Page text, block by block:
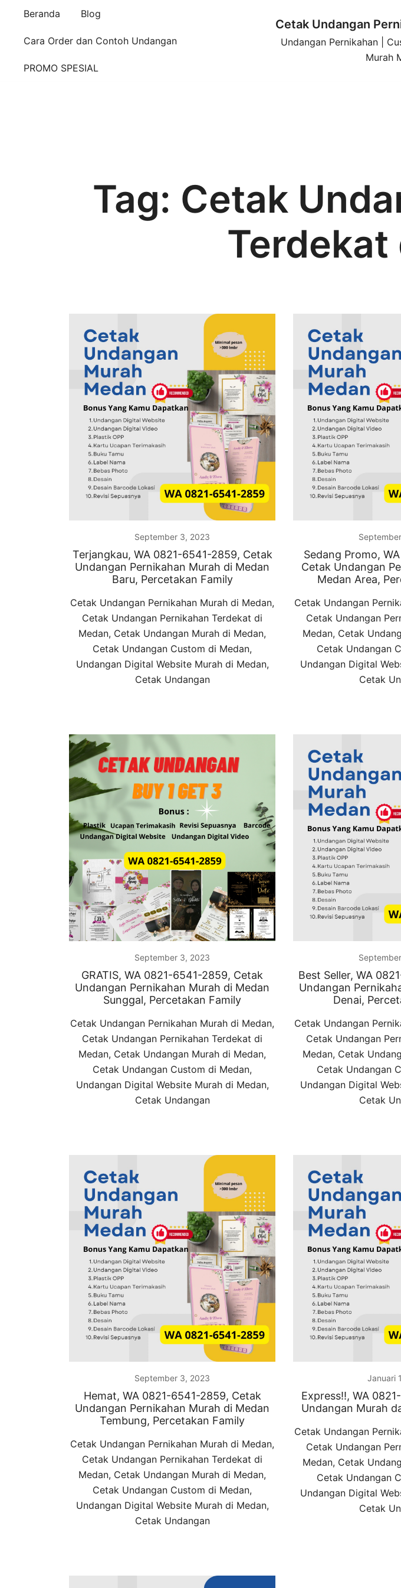
Beranda Blog
Cara Order dan Contoh Undangan
PROMO SPESIAL
Cetak Undangan
Undangan Pernikahan |
Murah
Tag: Cetak
Terdekat
September 3, 2023
Terjangkau, WA 0821-6541-2859, Cetak
Undangan Pernikahan Murah di Medan
Baru, Percetakan Family
Cetak Undangan Pernikahan Murah di Medan,
Cetak Undangan Pernikahan Terdekat di
Medan, Cetak Undangan Murah di Medan,
Cetak Undangan Custom di Medan,
Undangan Digital Website Murah di Medan,
Cetak Undangan
Sedang Promo,
Cetak Undangan
Medan Area,
Cetak Undangan
Cetak Undangan
Medan, Cetak
Cetak Undangan
Undangan Digital
Cetak
September 3, 2023
GRATIS, WA 0821-6541-2859, Cetak
Undangan Pernikahan Murah di Medan
Sunggal, Percetakan Family
Cetak Undangan Pernikahan Murah di Medan,
Cetak Undangan Pernikahan Terdekat di
Medan, Cetak Undangan Murah di Medan,
Cetak Undangan Custom di Medan,
Undangan Digital Website Murah di Medan,
Cetak Undangan
Best Seller, WA
Undangan
Denai,
Cetak Undangan
Cetak Undangan
Medan, Cetak
Cetak Undangan
Undangan Digital
Cetak
September 3, 2023
Hemat, WA 0821-6541-2859, Cetak
Undangan Pernikahan Murah di Medan
Tembung, Percetakan Family
Cetak Undangan Pernikahan Murah di Medan,
Cetak Undangan Pernikahan Terdekat di
Medan, Cetak Undangan Murah di Medan,
Cetak Undangan Custom di Medan,
Undangan Digital Website Murah di Medan,
Cetak Undangan
Januari
Express!!, WA
Undangan Murah
Cetak Undangan
Cetak Undangan
Medan, Cetak
Cetak Undangan
Undangan Digital
Cetak